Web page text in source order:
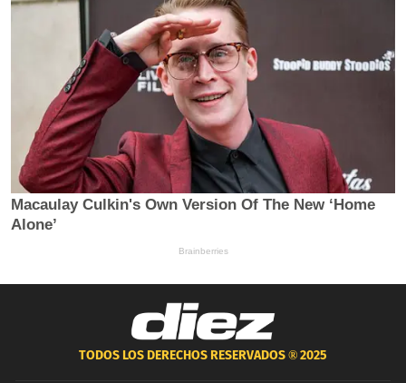
TODOS LOS DERECHOS RESERVADOS ®2025